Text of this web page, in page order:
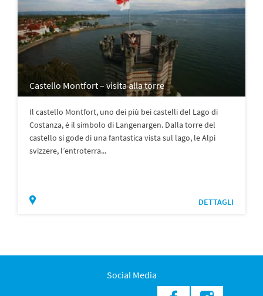
Castello Montfort – visita alla torre
Il castello Montfort, uno dei più bei castelli del Lago di
Costanza, è il simbolo di Langenargen. Dalla torre del
castello si gode di una fantastica vista sul lago, le Alpi
svizzere, l’entroterra...
DETTAGLI
Social Media